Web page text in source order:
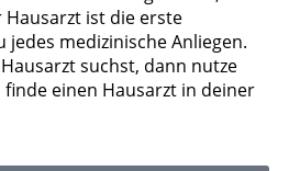
ist die erste
jedes medizinische Anliegen.
suchst, dann nutze
einen Hausarzt in deiner